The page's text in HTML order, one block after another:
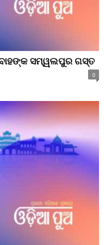
ସମ୍ୱଲପୁର ଗସ୍ତ
0